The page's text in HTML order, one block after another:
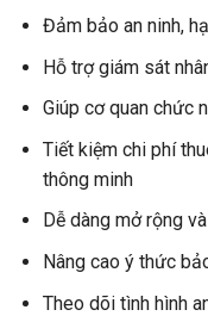
Đảm bảo an ninh,
Hỗ trợ giám sát
Giúp cơ quan chức
Tiết kiệm chi phí
thông minh
Dễ dàng mở rộng
Nâng cao ý thức
Theo dõi tình hình